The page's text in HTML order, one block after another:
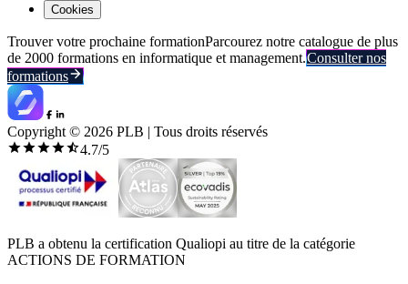
Cookies
Trouver votre prochaine formationParcourez notre catalogue de plus
de 2000 formations en informatique et management.Consulter nos
formations
Copyright © 2026 PLB | Tous droits réservés
4.7/5
PLB a obtenu la certification Qualiopi au titre de la catégorie
ACTIONS DE FORMATION